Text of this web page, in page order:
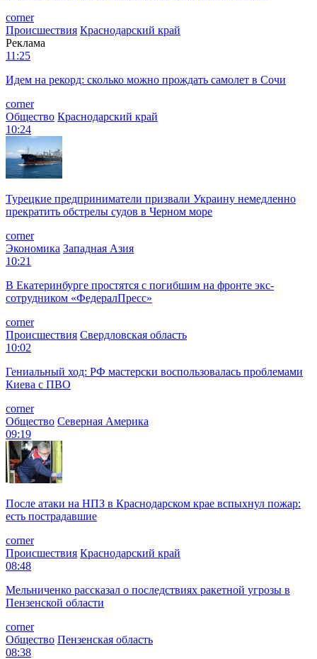
corner
Происшествия Краснодарский край
Реклама
11:25
Идем на рекорд: сколько можно прождать самолет в Сочи
corner
Общество Краснодарский край
10:24
Турецкие предприниматели призвали Украину немедленно
прекратить обстрелы судов в Черном море
corner
Экономика Западная Азия
10:21
В Екатеринбурге простятся с погибшим на фронте экс-
сотрудником «ФедералПресс»
corner
Происшествия Свердловская область
10:02
Гениальный ход: РФ мастерски воспользовалась проблемами
Киева с ПВО
corner
Общество Северная Америка
09:19
После атаки на НПЗ в Краснодарском крае вспыхнул пожар:
есть пострадавшие
corner
Происшествия Краснодарский край
08:48
Мельниченко рассказал о последствиях ракетной угрозы в
Пензенской области
corner
Общество Пензенская область
08:38